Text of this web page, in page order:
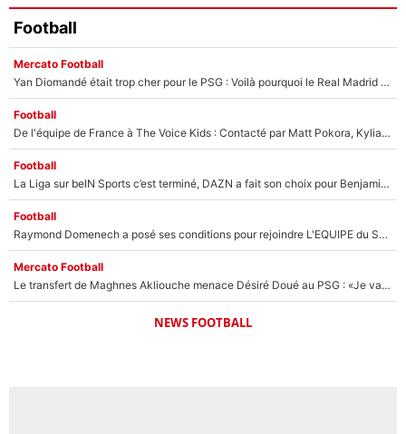
Football
Mercato Football
Yan Diomandé était trop cher pour le PSG : Voilà pourquoi le Real Madrid a accepté de payer la somme record de 140M€ pour boucler son transfert !
Football
De l'équipe de France à The Voice Kids : Contacté par Matt Pokora, Kylian Mbappé a accepté de jouer un rôle inédit sur TF1 !
Football
La Liga sur beIN Sports c’est terminé, DAZN a fait son choix pour Benjamin Da Silva et Omar Da Fonseca !
Football
Raymond Domenech a posé ses conditions pour rejoindre L'EQUIPE du Soir : Il refuse de faire l'émission avec un autre chroniqueur !
Mercato Football
Le transfert de Maghnes Akliouche menace Désiré Doué au PSG : «Je valide à 200%»
NEWS FOOTBALL